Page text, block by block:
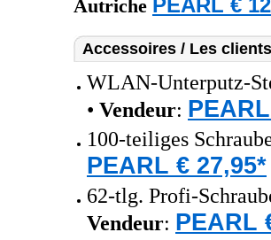
Autriche PEARL €
Accessoires / Les
WLAN-Unterputz-
• Vendeur:
100-teiliges
PEARL € 27,95*
62-tlg. Profi-
Vendeur: PEARL